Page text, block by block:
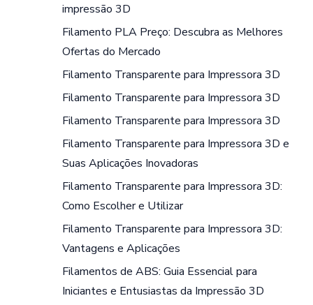
impressão 3D
Filamento PLA Preço: Descubra as Melhores
Ofertas do Mercado
Filamento Transparente para Impressora 3D
Filamento Transparente para Impressora 3D
Filamento Transparente para Impressora 3D
Filamento Transparente para Impressora 3D e
Suas Aplicações Inovadoras
Filamento Transparente para Impressora 3D:
Como Escolher e Utilizar
Filamento Transparente para Impressora 3D:
Vantagens e Aplicações
Filamentos de ABS: Guia Essencial para
Iniciantes e Entusiastas da Impressão 3D